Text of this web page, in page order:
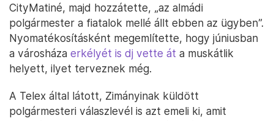
CityMatiné, majd hozzátette, „az almádi
polgármester a fiatalok mellé állt ebben az ügyben”.
Nyomatékosításként megemlítette, hogy júniusban
a városháza erkélyét is dj vette át a muskátlik
helyett, ilyet terveznek még.
A Telex által látott, Zimányinak küldött
polgármesteri válaszlevél is azt emeli ki, amit